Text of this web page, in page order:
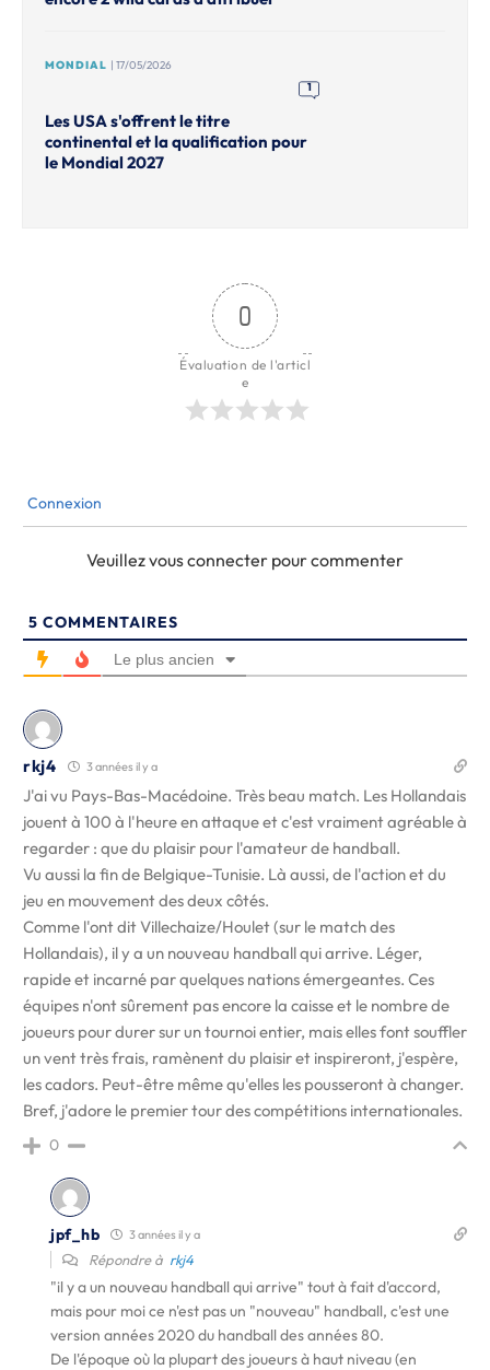
MONDIAL | 17/05/2026
1
Les USA s'offrent le titre
continental et la qualification pour
le Mondial 2027
0
Évaluation de l'articl
e
Connexion
Veuillez vous connecter pour commenter
5 COMMENTAIRES
Le plus ancien
rkj4 3 années il y a
J'ai vu Pays-Bas-Macédoine. Très beau match. Les Hollandais
jouent à 100 à l'heure en attaque et c'est vraiment agréable à
regarder : que du plaisir pour l'amateur de handball.
Vu aussi la fin de Belgique-Tunisie. Là aussi, de l'action et du
jeu en mouvement des deux côtés.
Comme l'ont dit Villechaize/Houlet (sur le match des
Hollandais), il y a un nouveau handball qui arrive. Léger,
rapide et incarné par quelques nations émergeantes. Ces
équipes n'ont sûrement pas encore la caisse et le nombre de
joueurs pour durer sur un tournoi entier, mais elles font souffler
un vent très frais, ramènent du plaisir et inspireront, j'espère,
les cadors. Peut-être même qu'elles les pousseront à changer.
Bref, j'adore le premier tour des compétitions internationales.
0
jpf_hb 3 années il y a
Répondre à rkj4
"il y a un nouveau handball qui arrive" tout à fait d'accord,
mais pour moi ce n'est pas un "nouveau" handball, c'est une
version années 2020 du handball des années 80.
De l'époque où la plupart des joueurs à haut niveau (en